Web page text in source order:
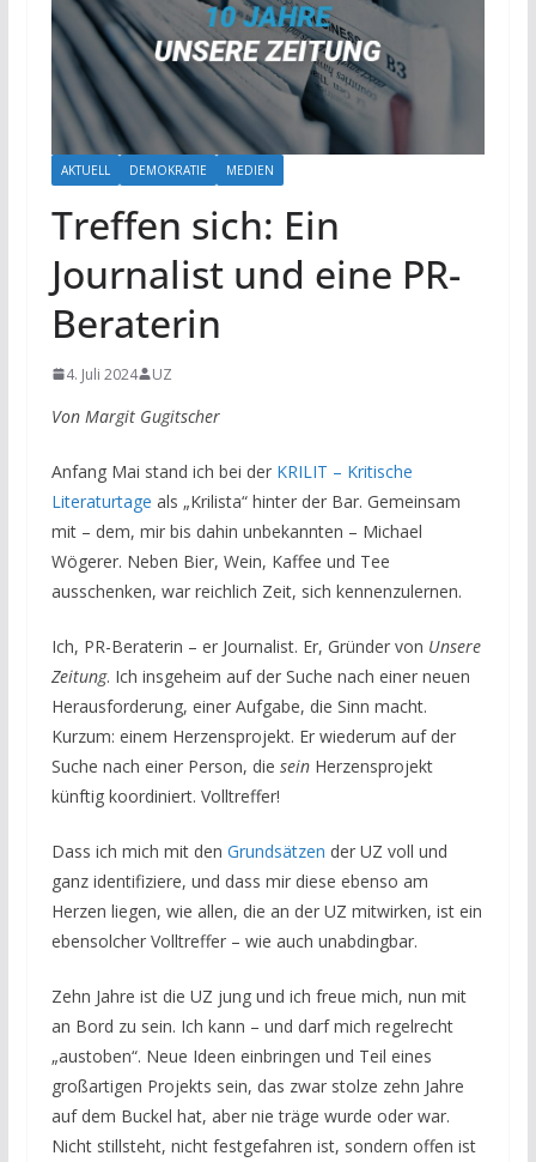
AKTUELL DEMOKRATIE MEDIEN
Treffen sich: Ein
Journalist und eine PR-
Beraterin
4. Juli 2024 UZ
Von Margit Gugitscher
Anfang Mai stand ich bei der KRILIT – Kritische
Literaturtage als „Krilista“ hinter der Bar. Gemeinsam
mit – dem, mir bis dahin unbekannten – Michael
Wögerer. Neben Bier, Wein, Kaffee und Tee
ausschenken, war reichlich Zeit, sich kennenzulernen.
Ich, PR-Beraterin – er Journalist. Er, Gründer von Unsere
Zeitung. Ich insgeheim auf der Suche nach einer neuen
Herausforderung, einer Aufgabe, die Sinn macht.
Kurzum: einem Herzensprojekt. Er wiederum auf der
Suche nach einer Person, die seinHerzensprojekt
künftig koordiniert. Volltreffer!
Dass ich mich mit den Grundsätzen der UZ voll und
ganz identifiziere, und dass mir diese ebenso am
Herzen liegen, wie allen, die an der UZ mitwirken, ist ein
ebensolcher Volltreffer – wie auch unabdingbar.
Zehn Jahre ist die UZ jung und ich freue mich, nun mit
an Bord zu sein. Ich kann – und darf mich regelrecht
„austoben“. Neue Ideen einbringen und Teil eines
großartigen Projekts sein, das zwar stolze zehn Jahre
auf dem Buckel hat, aber nie träge wurde oder war.
Nicht stillsteht, nicht festgefahren ist, sondern offen ist